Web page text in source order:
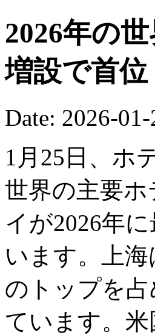
2026年の
増設で首位
Date: 2026-01-
1月25日、ホ
世界の主要
イが2026年
います。上
のトップを
ています。